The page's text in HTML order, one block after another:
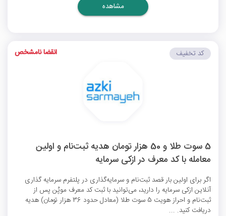
مشاهده
5 سوت طلا و 50 هزار تومان هدیه ثبت‌نام و اولین
معامله با کد معرف در ازکی سرمایه
اگر برای اولین بار قصد ثبت‌نام و سرمایه‌گذاری در پلتفرم سرمایه گذاری
آنلاین ازکی سرمایه را دارید، می‌توانید با ثبت کد معرف موپُن پس از
ثبت‌نام و احراز هویت 5 سوت طلا (معادل حدود 36 هزار تومان) هدیه
دریافت کنید. ...
کد تخفیف انقضا نامشخص